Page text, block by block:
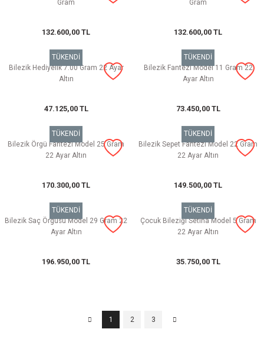
Gram
132.600,00 TL
Gram
132.600,00 TL
TÜKENDİ
Bilezik Hediyelik 7.00 Gram 22 Ayar
Altın
47.125,00 TL
TÜKENDİ
Bilezik Fantezi Model 11 Gram 22
Ayar Altın
73.450,00 TL
TÜKENDİ
Bilezik Örgü Fantezi Model 25 Gram
22 Ayar Altın
170.300,00 TL
TÜKENDİ
Bilezik Sepet Fantezi Model 22 Gram
22 Ayar Altın
149.500,00 TL
TÜKENDİ
Bilezik Saç Örgüsü Model 29 Gram 22
Ayar Altın
196.950,00 TL
TÜKENDİ
Çocuk Bileziği Setina Model 5 Gram
22 Ayar Altın
35.750,00 TL
1 2 3